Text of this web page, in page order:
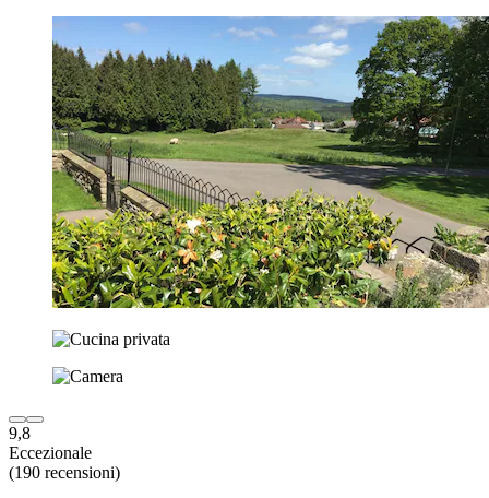
9,8
Eccezionale
(190 recensioni)